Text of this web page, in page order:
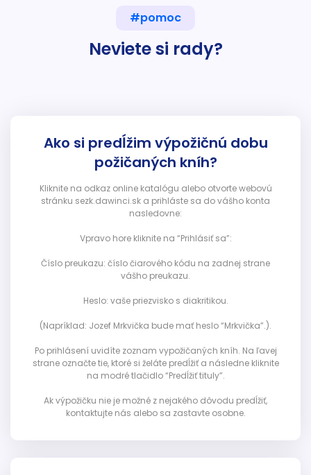
#pomoc
Neviete si rady?
Ako si predĺžim výpožičnú dobu
požičaných kníh?
Kliknite na odkaz online katalógu alebo otvorte webovú
stránku sezk.dawinci.sk a prihláste sa do vášho konta
nasledovne:
Vpravo hore kliknite na “Prihlásiť sa”:
Číslo preukazu: číslo čiarového kódu na zadnej strane
vášho preukazu.
Heslo: vaše priezvisko s diakritikou.
(Napríklad: Jozef Mrkvička bude mať heslo “Mrkvička”.).
Po prihlásení uvidíte zoznam vypožičaných kníh. Na ľavej
strane označte tie, ktoré si želáte predĺžiť a následne kliknite
na modré tlačidlo “Predĺžiť tituly”.
Ak výpožičku nie je možné z nejakého dôvodu predĺžiť,
kontaktujte nás alebo sa zastavte osobne.